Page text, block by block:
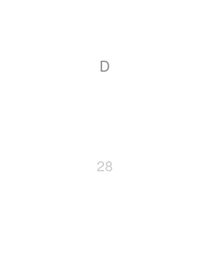
D
28